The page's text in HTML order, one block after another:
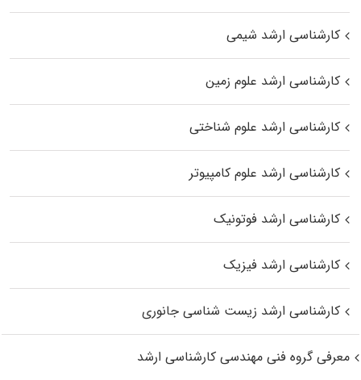
کارشناسی ارشد شیمی
کارشناسی ارشد علوم زمین
کارشناسی ارشد علوم شناختی
کارشناسی ارشد علوم کامپیوتر
کارشناسی ارشد فوتونیک
کارشناسی ارشد فیزیک
کارشناسی ارشد زیست‌ شناسی جانوری
معرفی گروه فنی مهندسی کارشناسی ارشد